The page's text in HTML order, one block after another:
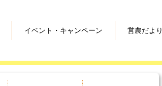
イベント・キャンペーン 営農だより